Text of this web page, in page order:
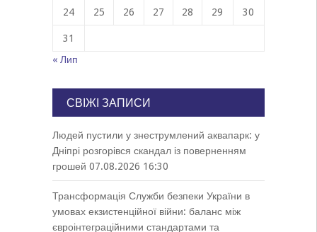
24 25 26 27 28 29 30
31
« Лип
СВІЖІ ЗАПИСИ
Людей пустили у знеструмлений аквапарк: у
Дніпрі розгорівся скандал із поверненням
грошей 07.08.2026 16:30
Трансформація Служби безпеки України в
умовах екзистенційної війни: баланс між
євроінтеграційними стандартами та